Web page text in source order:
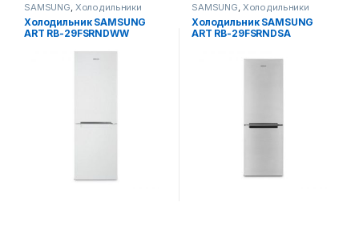
SAMSUNG, Холодильники
Холодильник SAMSUNG
ART RB-29FSRNDWW
SAMSUNG, Холодильники
Холодильник SAMSUNG
ART RB-29FSRNDSA